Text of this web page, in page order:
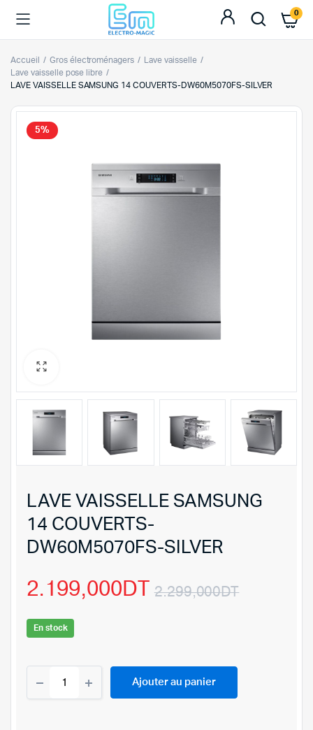
0
Accueil Gros électroménagers
Lave vaisselle
Lave vaisselle pose libre
LAVE VAISSELLE SAMSUNG 14 COUVERTS-DW60M5070FS-SILVER
5%
LAVE VAISSELLE SAMSUNG
14 COUVERTS-
DW60M5070FS-SILVER
2.299,000DT
2.199,000DT
En stock
VAISSELLE
SAMSUNG
Ajouter au panier